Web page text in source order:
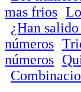
mas frios
¿Han
números
números